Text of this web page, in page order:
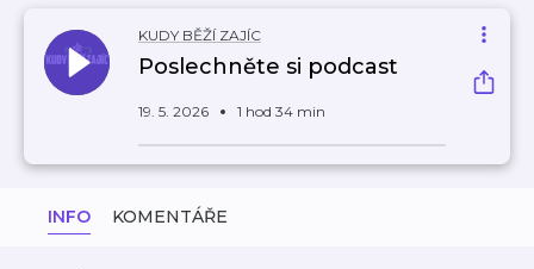
KUDY BĚŽÍ ZAJÍC
Poslechněte si podcast
19. 5. 2026 1 hod 34 min
INFO KOMENTÁŘE